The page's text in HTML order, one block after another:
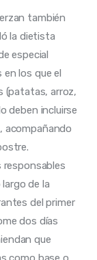
también
la dietista
especial
los que el
(patatas, arroz,
deben incluirse
acompañando
de la
del primer
dos días
que